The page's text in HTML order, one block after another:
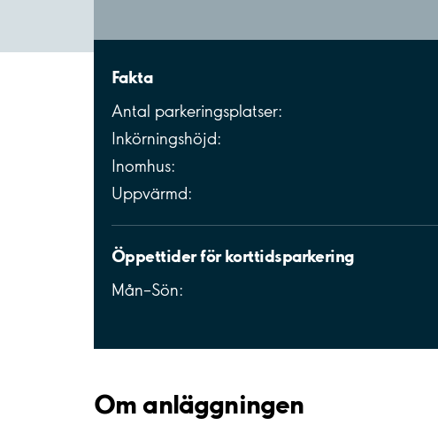
Fakta
Antal parkeringsplatser:
Inkörningshöjd:
Inomhus:
Uppvärmd:
Öppettider för korttidsparkering
Mån–Sön:
Om anläggningen